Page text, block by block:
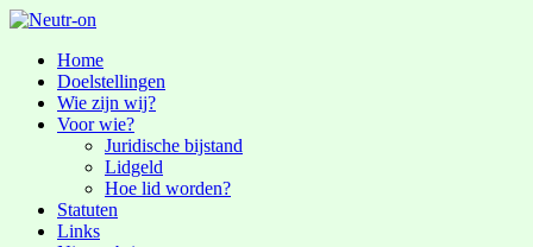
Home
Doelstellingen
Wie zijn wij?
Voor wie?
Juridische bijstand
Lidgeld
Hoe lid worden?
Statuten
Links